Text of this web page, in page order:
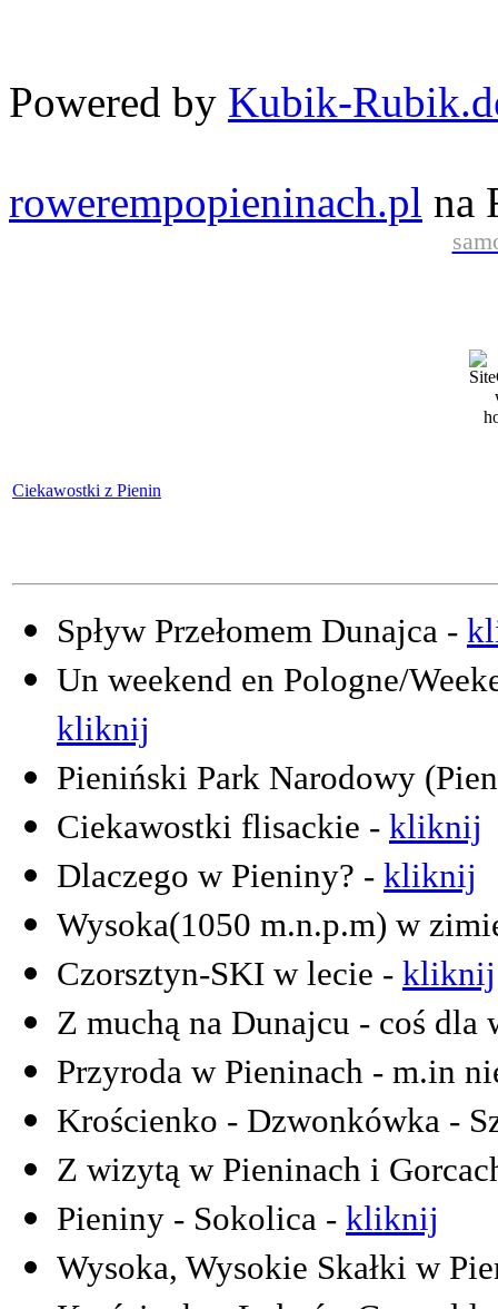
Powered by Kubik-
rowerempopieninach.pl na
Ciekawostki z Pienin
Spływ Przełomem Dunajca -
Un weekend en Pologne/
kliknij
Pieniński Park Narodowy
Ciekawostki flisackie - kliknij
Dlaczego w Pieniny? - kliknij
Wysoka(1050 m.n.p.m) w
Czorsztyn-SKI w lecie - kliknij
Z muchą na Dunajcu - coś dla
Przyroda w Pieninach - m.in
Krościenko - Dzwonkówka -
Z wizytą w Pieninach i
Pieniny - Sokolica - kliknij
Wysoka, Wysokie Skałki w